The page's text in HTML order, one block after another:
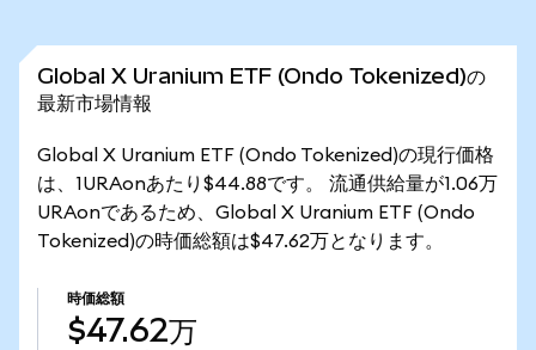
Global X Uranium ETF (Ondo Tokenized)の
最新市場情報
Global X Uranium ETF (Ondo Tokenized)の現行価格
は、1URAonあたり$44.88です。 流通供給量が1.06万
URAonであるため、Global X Uranium ETF (Ondo
Tokenized)の時価総額は$47.62万となります。
時価総額
$47.62万